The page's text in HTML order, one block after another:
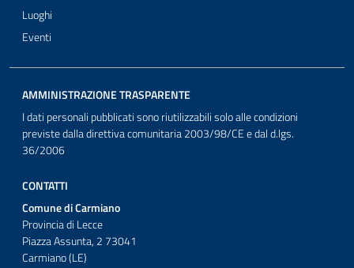
Luoghi
Eventi
AMMINISTRAZIONE TRASPARENTE
I dati personali pubblicati sono riutilizzabili solo alle condizioni
previste dalla direttiva comunitaria 2003/98/CE e dal d.lgs.
36/2006
CONTATTI
Comune di Carmiano
Provincia di Lecce
Piazza Assunta, 2 73041
Carmiano (LE)